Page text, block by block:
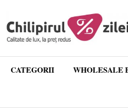
CATEGORII WHOLESALE